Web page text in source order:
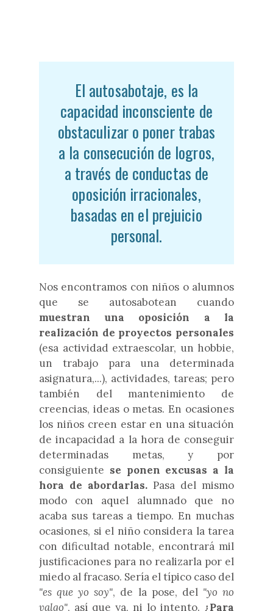
El autosabotaje, es la
capacidad inconsciente de
obstaculizar o poner trabas
a la consecución de logros,
a través de conductas de
oposición irracionales,
basadas en el prejuicio
personal.
Nos encontramos con niños o alumnos
que se autosabotean cuando
muestran una oposición a la
realización de proyectos personales
(esa actividad extraescolar, un hobbie,
un trabajo para una determinada
asignatura,...), actividades, tareas; pero
también del mantenimiento de
creencias, ideas o metas. En ocasiones
los niños creen estar en una situación
de incapacidad a la hora de conseguir
determinadas metas, y por
consiguiente se ponen excusas a la
hora de abordarlas. Pasa del mismo
modo con aquel alumnado que no
acaba sus tareas a tiempo. En muchas
ocasiones, si el niño considera la tarea
con dificultad notable, encontrará mil
justificaciones para no realizarla por el
miedo al fracaso. Sería el típico caso del
"es que yo soy", de la pose, del"yo no
valgo", así que ya, ni lo intento. ¿Para